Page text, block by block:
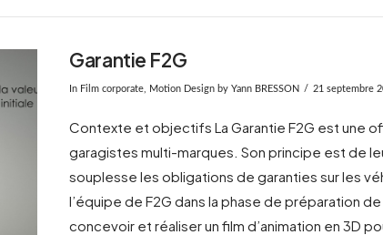
Garantie F2G
In Film corporate, Motion Design by Yann BRESSON 21 septembre
Contexte et objectifs La Garantie F2G est une
garagistes multi-marques. Son principe est de
souplesse les obligations de garanties sur les
l’équipe de F2G dans la phase de préparation
concevoir et réaliser un film d’animation en 3D